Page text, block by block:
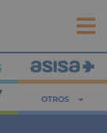
OTROS